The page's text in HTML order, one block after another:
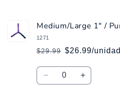
Medium/Large
1&quot;
Black
Medium/
/
Black
Medium/Large 1" /
1271
Precio
habitual
$29.99
Precio
de
oferta
$26.99/unidad
Cantidad
Reducir
Aumentar